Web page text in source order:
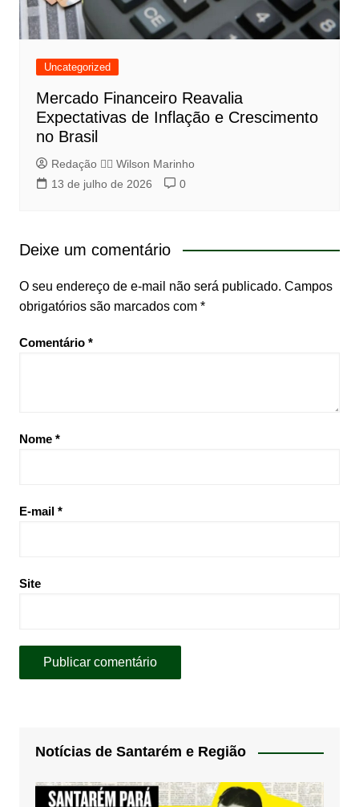
Uncategorized
Mercado Financeiro Reavalia
Expectativas de Inflação e Crescimento
no Brasil
Redação 👨‍⚖️​ Wilson Marinho
13 de julho de 2026
0
Deixe um comentário
O seu endereço de e-mail não será publicado. Campos
obrigatórios são marcados com *
Comentário *
Nome *
E-mail *
Site
Notícias de Santarém e Região